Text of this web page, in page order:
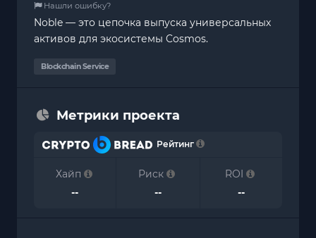
Нашли ошибку?
Noble — это цепочка выпуска универсальных
активов для экосистемы Cosmos.
Blockchain Service
Метрики проекта
Рейтинг
Хайп
--
Риск
--
ROI
--